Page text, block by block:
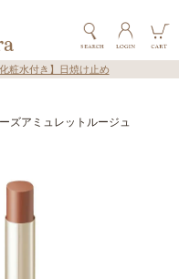
化粧水付き】日焼け止め
ズアミュレットルージュ